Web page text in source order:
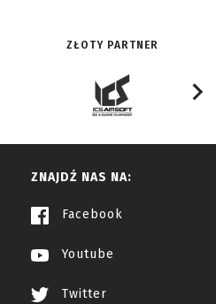
ZŁOTY PARTNER
ZNAJDŹ NAS NA:
Facebook
Youtube
Twitter